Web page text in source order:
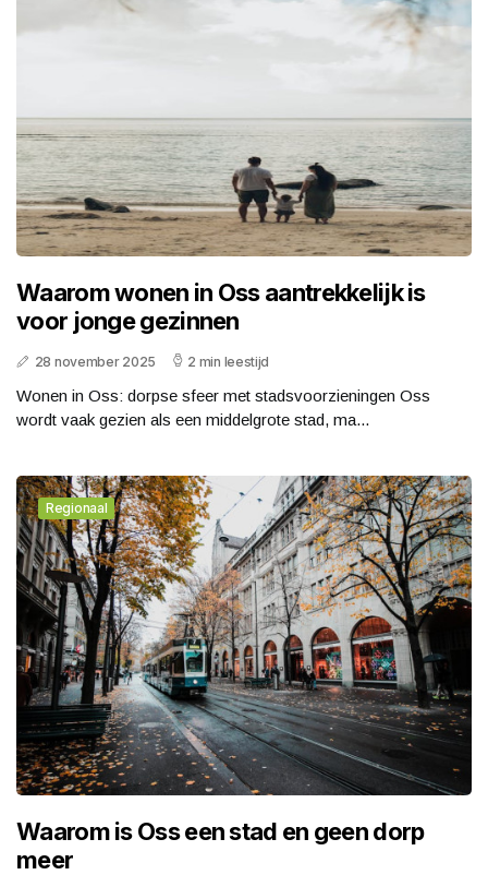
Waarom wonen in Oss aantrekkelijk is
voor jonge gezinnen
28 november 2025 2 min leestijd
Wonen in Oss: dorpse sfeer met stadsvoorzieningen Oss
wordt vaak gezien als een middelgrote stad, ma...
Regionaal
Waarom is Oss een stad en geen dorp
meer